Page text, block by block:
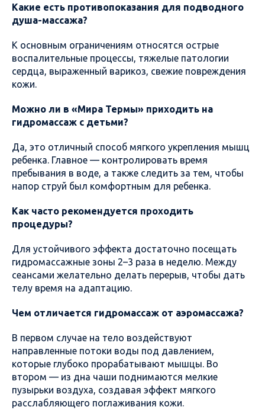
Какие есть противопоказания для подводного
душа-массажа?
К основным ограничениям относятся острые
воспалительные процессы, тяжелые патологии
сердца, выраженный варикоз, свежие повреждения
кожи.
Можно ли в «Мира Термы» приходить на
гидромассаж с детьми?
Да, это отличный способ мягкого укрепления мышц
ребенка. Главное — контролировать время
пребывания в воде, а также следить за тем, чтобы
напор струй был комфортным для ребенка.
Как часто рекомендуется проходить
процедуры?
Для устойчивого эффекта достаточно посещать
гидромассажные зоны 2–3 раза в неделю. Между
сеансами желательно делать перерыв, чтобы дать
телу время на адаптацию.
Чем отличается гидромассаж от аэромассажа?
В первом случае на тело воздействуют
направленные потоки воды под давлением,
которые глубоко прорабатывают мышцы. Во
втором — из дна чаши поднимаются мелкие
пузырьки воздуха, создавая эффект мягкого
расслабляющего поглаживания кожи.